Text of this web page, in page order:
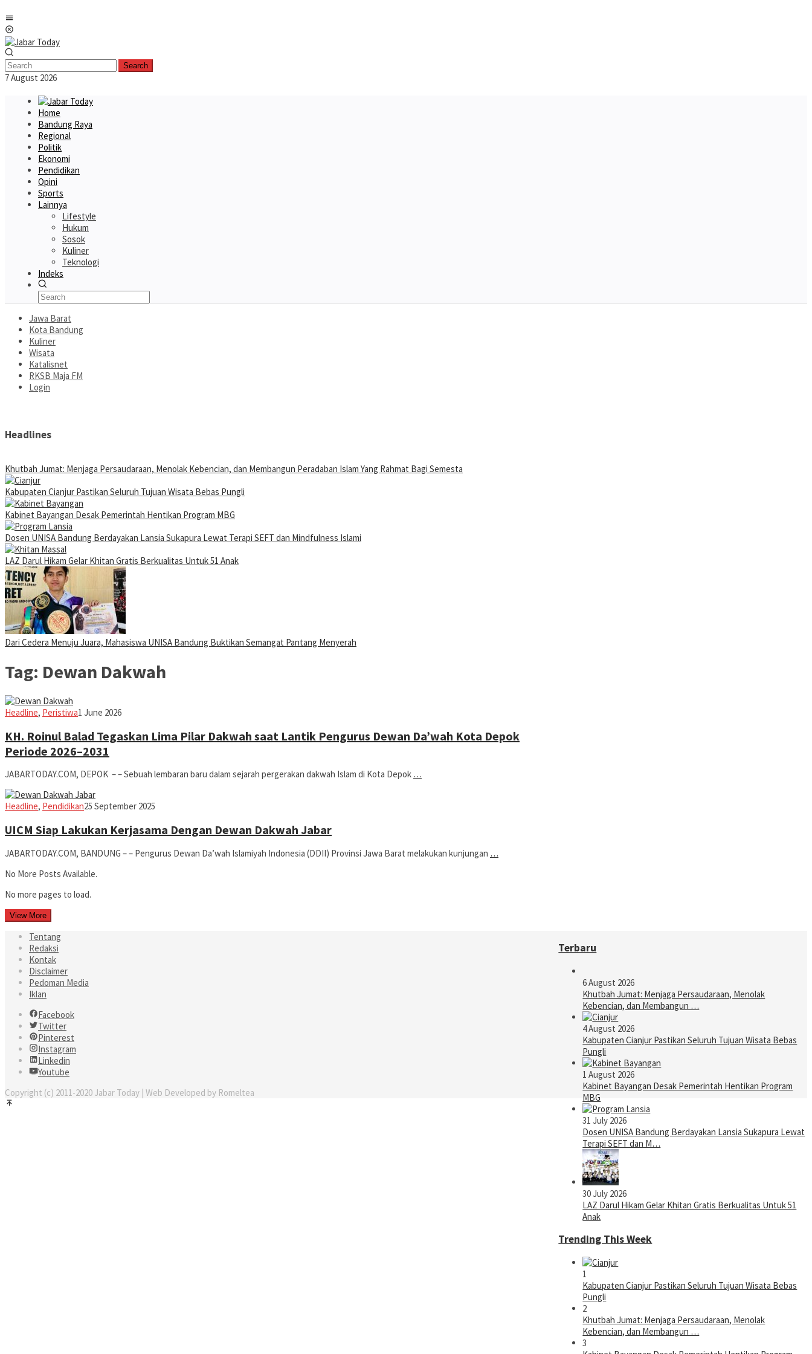
to
content
Search
7 August 2026
Home
Bandung Raya
Regional
Politik
Ekonomi
Pendidikan
Opini
Sports
Lainnya
Lifestyle
Hukum
Sosok
Kuliner
Teknologi
Indeks
Jawa Barat
Kota Bandung
Kuliner
Wisata
Katalisnet
RKSB Maja FM
Login
Headlines
Khutbah Jumat: Menjaga Persaudaraan, Menolak Kebencian, dan Membangun Peradaban Islam Yang Rahmat Bagi Semesta
Kabupaten Cianjur Pastikan Seluruh Tujuan Wisata Bebas Pungli
Kabinet Bayangan Desak Pemerintah Hentikan Program MBG
Dosen UNISA Bandung Berdayakan Lansia Sukapura Lewat Terapi SEFT dan Mindfulness Islami
LAZ Darul Hikam Gelar Khitan Gratis Berkualitas Untuk 51 Anak
Dari Cedera Menuju Juara, Mahasiswa UNISA Bandung Buktikan Semangat Pantang Menyerah
Tag: Dewan Dakwah
Headline, PeristiwaIman
1 June 2026
KH. Roinul Balad Tegaskan Lima Pilar Dakwah saat Lantik Pengurus Dewan Da’wah Kota Depok
Periode 2026–2031
JABARTODAY.COM, DEPOK – – Sebuah lembaran baru dalam sejarah pergerakan dakwah Islam di Kota Depok …
Headline, PendidikanIman
25 September 2025
UICM Siap Lakukan Kerjasama Dengan Dewan Dakwah Jabar
JABARTODAY.COM, BANDUNG – – Pengurus Dewan Da’wah Islamiyah Indonesia (DDII) Provinsi Jawa Barat melakukan kunjungan …
No More Posts Available.
No more pages to load.
View More
Terbaru
6 August 2026
Khutbah Jumat: Menjaga Persaudaraan, Menolak
Kebencian, dan Membangun …
4 August 2026
Kabupaten Cianjur Pastikan Seluruh Tujuan Wisata Bebas
Pungli
1 August 2026
Kabinet Bayangan Desak Pemerintah Hentikan Program
MBG
31 July 2026
Dosen UNISA Bandung Berdayakan Lansia Sukapura Lewat
Terapi SEFT dan M…
30 July 2026
LAZ Darul Hikam Gelar Khitan Gratis Berkualitas Untuk 51
Anak
Trending This Week
1
Kabupaten Cianjur Pastikan Seluruh Tujuan Wisata Bebas
Pungli
2
Khutbah Jumat: Menjaga Persaudaraan, Menolak
Kebencian, dan Membangun …
3
Tentang
Redaksi
Kontak
Disclaimer
Pedoman Media
Iklan
Facebook
Twitter
Pinterest
Instagram
Linkedin
Youtube
Copyright (c) 2011-2020 Jabar Today | Web Developed by Romeltea